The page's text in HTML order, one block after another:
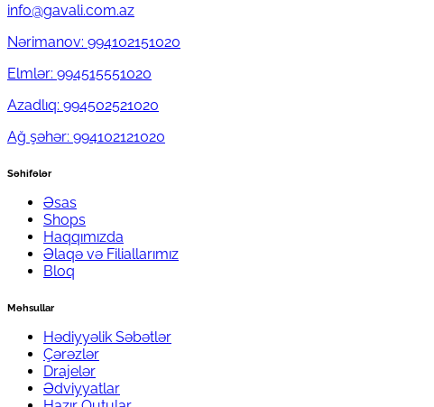
info@gavali.com.az
Nərimanov: 994102151020
Elmlər: 994515551020
Azadlıq: 994502521020
Ağ şəhər: 994102121020
Səhifələr
Əsas
Shops
Haqqımızda
Əlaqə və Filiallarımız
Bloq
Məhsullar
Hədiyyəlik Səbətlər
Çərəzlər
Drajelər
Ədviyyatlar